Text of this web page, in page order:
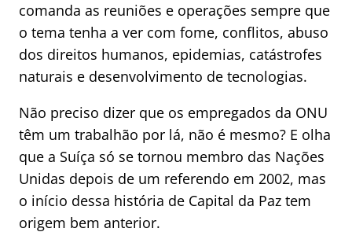
comanda as reuniões e operações sempre que
o tema tenha a ver com fome, conflitos, abuso
dos direitos humanos, epidemias, catástrofes
naturais e desenvolvimento de tecnologias.
Não preciso dizer que os empregados da ONU
têm um trabalhão por lá, não é mesmo? E olha
que a Suíça só se tornou membro das Nações
Unidas depois de um referendo em 2002, mas
o início dessa história de Capital da Paz tem
origem bem anterior.